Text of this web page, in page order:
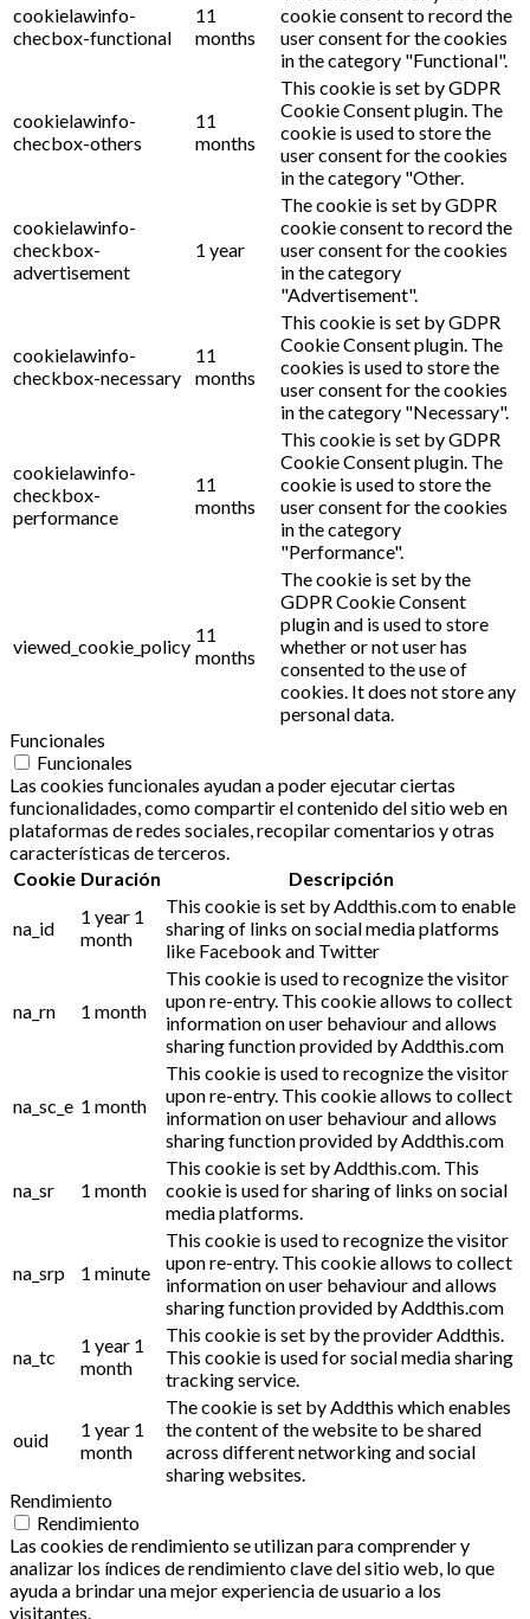
cookielawinfo-
checbox-functional
11
months
cookie consent to record the
user consent for the cookies
in the category "Functional".
cookielawinfo-
checbox-others
11
months
This cookie is set by GDPR
Cookie Consent plugin. The
cookie is used to store the
user consent for the cookies
in the category "Other.
cookielawinfo-
checkbox-
advertisement
1 year
The cookie is set by GDPR
cookie consent to record the
user consent for the cookies
in the category
"Advertisement".
cookielawinfo-
checkbox-necessary
11
months
This cookie is set by GDPR
Cookie Consent plugin. The
cookies is used to store the
user consent for the cookies
in the category "Necessary".
cookielawinfo-
checkbox-
performance
11
months
This cookie is set by GDPR
Cookie Consent plugin. The
cookie is used to store the
user consent for the cookies
in the category
"Performance".
viewed_cookie_policy
11
months
The cookie is set by the
GDPR Cookie Consent
plugin and is used to store
whether or not user has
consented to the use of
cookies. It does not store any
personal data.
Funcionales
Funcionales
Las cookies funcionales ayudan a poder ejecutar ciertas
funcionalidades, como compartir el contenido del sitio web en
plataformas de redes sociales, recopilar comentarios y otras
características de terceros.
Cookie Duración Descripción
na_id
1 year 1
month
This cookie is set by Addthis.com to enable
sharing of links on social media platforms
like Facebook and Twitter
na_rn 1 month
This cookie is used to recognize the visitor
upon re-entry. This cookie allows to collect
information on user behaviour and allows
sharing function provided by Addthis.com
na_sc_e 1 month
This cookie is used to recognize the visitor
upon re-entry. This cookie allows to collect
information on user behaviour and allows
sharing function provided by Addthis.com
na_sr 1 month
This cookie is set by Addthis.com. This
cookie is used for sharing of links on social
media platforms.
na_srp 1 minute
This cookie is used to recognize the visitor
upon re-entry. This cookie allows to collect
information on user behaviour and allows
sharing function provided by Addthis.com
na_tc
1 year 1
month
This cookie is set by the provider Addthis.
This cookie is used for social media sharing
tracking service.
ouid
1 year 1
month
The cookie is set by Addthis which enables
the content of the website to be shared
across different networking and social
sharing websites.
Rendimiento
Rendimiento
Las cookies de rendimiento se utilizan para comprender y
analizar los índices de rendimiento clave del sitio web, lo que
ayuda a brindar una mejor experiencia de usuario a los
visitantes.